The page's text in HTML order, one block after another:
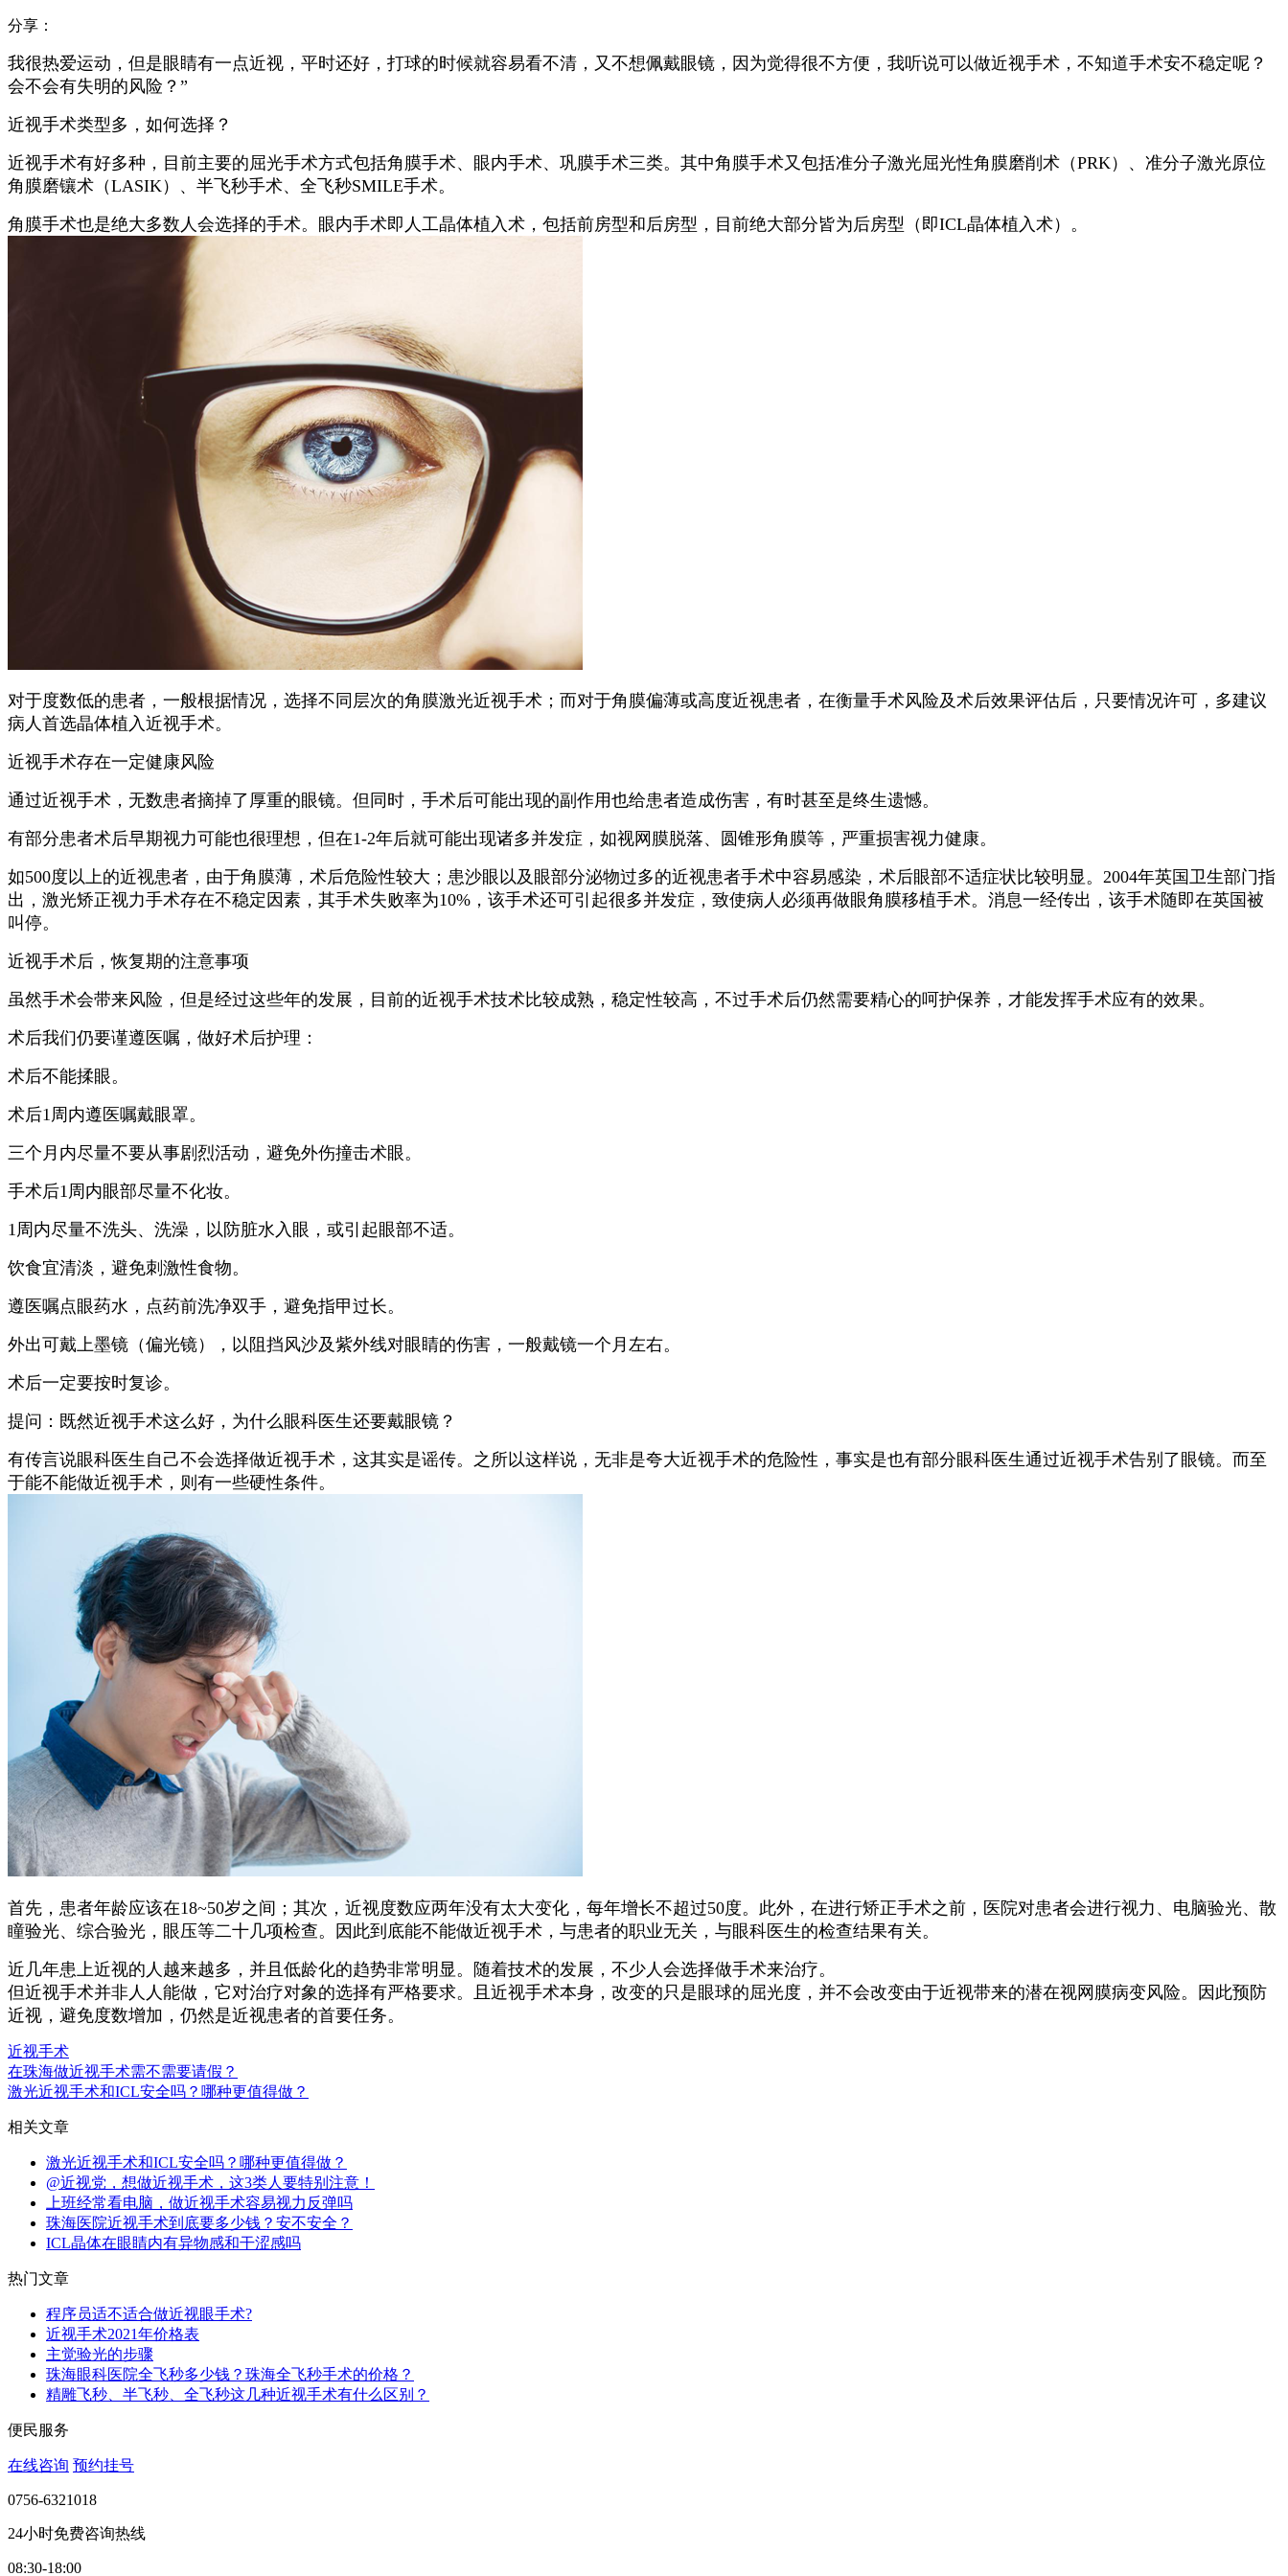
分享：
我很热爱运动，但是眼睛有一点近视，平时还好，打球的时候就容易看不清，又不想佩戴眼镜，因为觉得很不方便，我听说可以做近视手术，不知道手术安不稳定呢？
会不会有失明的风险？”
近视手术类型多，如何选择？
近视手术有好多种，目前主要的屈光手术方式包括角膜手术、眼内手术、巩膜手术三类。其中角膜手术又包括准分子激光屈光性角膜磨削术（PRK）、准分子激光原位
角膜磨镶术（LASIK）、半飞秒手术、全飞秒SMILE手术。
角膜手术也是绝大多数人会选择的手术。眼内手术即人工晶体植入术，包括前房型和后房型，目前绝大部分皆为后房型（即ICL晶体植入术）。
对于度数低的患者，一般根据情况，选择不同层次的角膜激光近视手术；而对于角膜偏薄或高度近视患者，在衡量手术风险及术后效果评估后，只要情况许可，多建议
病人首选晶体植入近视手术。
近视手术存在一定健康风险
通过近视手术，无数患者摘掉了厚重的眼镜。但同时，手术后可能出现的副作用也给患者造成伤害，有时甚至是终生遗憾。
有部分患者术后早期视力可能也很理想，但在1-2年后就可能出现诸多并发症，如视网膜脱落、圆锥形角膜等，严重损害视力健康。
如500度以上的近视患者，由于角膜薄，术后危险性较大；患沙眼以及眼部分泌物过多的近视患者手术中容易感染，术后眼部不适症状比较明显。2004年英国卫生部门指
出，激光矫正视力手术存在不稳定因素，其手术失败率为10%，该手术还可引起很多并发症，致使病人必须再做眼角膜移植手术。消息一经传出，该手术随即在英国被
叫停。
近视手术后，恢复期的注意事项
虽然手术会带来风险，但是经过这些年的发展，目前的近视手术技术比较成熟，稳定性较高，不过手术后仍然需要精心的呵护保养，才能发挥手术应有的效果。
术后我们仍要谨遵医嘱，做好术后护理：
术后不能揉眼。
术后1周内遵医嘱戴眼罩。
三个月内尽量不要从事剧烈活动，避免外伤撞击术眼。
手术后1周内眼部尽量不化妆。
1周内尽量不洗头、洗澡，以防脏水入眼，或引起眼部不适。
饮食宜清淡，避免刺激性食物。
遵医嘱点眼药水，点药前洗净双手，避免指甲过长。
外出可戴上墨镜（偏光镜），以阻挡风沙及紫外线对眼睛的伤害，一般戴镜一个月左右。
术后一定要按时复诊。
提问：既然近视手术这么好，为什么眼科医生还要戴眼镜？
有传言说眼科医生自己不会选择做近视手术，这其实是谣传。之所以这样说，无非是夸大近视手术的危险性，事实是也有部分眼科医生通过近视手术告别了眼镜。而至
于能不能做近视手术，则有一些硬性条件。
首先，患者年龄应该在18~50岁之间；其次，近视度数应两年没有太大变化，每年增长不超过50度。此外，在进行矫正手术之前，医院对患者会进行视力、电脑验光、散
瞳验光、综合验光，眼压等二十几项检查。因此到底能不能做近视手术，与患者的职业无关，与眼科医生的检查结果有关。
近几年患上近视的人越来越多，并且低龄化的趋势非常明显。随着技术的发展，不少人会选择做手术来治疗。
但近视手术并非人人能做，它对治疗对象的选择有严格要求。且近视手术本身，改变的只是眼球的屈光度，并不会改变由于近视带来的潜在视网膜病变风险。因此预防
近视，避免度数增加，仍然是近视患者的首要任务。
近视手术
在珠海做近视手术需不需要请假？
激光近视手术和ICL安全吗？哪种更值得做？
相关文章
激光近视手术和ICL安全吗？哪种更值得做？
@近视党，想做近视手术，这3类人要特别注意！
上班经常看电脑，做近视手术容易视力反弹吗
珠海医院近视手术到底要多少钱？安不安全？
ICL晶体在眼睛内有异物感和干涩感吗
热门文章
程序员适不适合做近视眼手术?
近视手术2021年价格表
主觉验光的步骤
珠海眼科医院全飞秒多少钱？珠海全飞秒手术的价格？
精雕飞秒、半飞秒、全飞秒这几种近视手术有什么区别？
便民服务
在线咨询 预约挂号
0756-6321018
24小时免费咨询热线
08:30-18:00